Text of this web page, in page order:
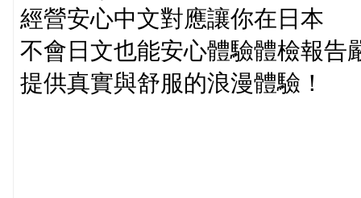
經營安心中文對應讓你在日本
不會日文也能安心體驗體檢報告
提供真實與舒服的浪漫體驗！